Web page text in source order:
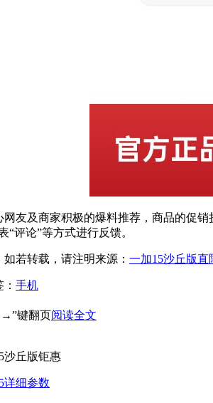
友及商家积极的爆料推荐，商品的促
“评论”等方式进行反馈。
若转载，请注明来源： 一加15沙丘版直
手机
键翻页阅读全文
沙丘版钜惠
详细参数